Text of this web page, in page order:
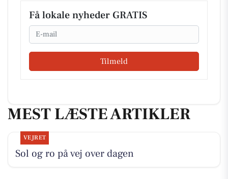
Få lokale nyheder GRATIS
Email
Tilmeld
MEST LÆSTE ARTIKLER
VEJRET
Sol og ro på vej over dagen